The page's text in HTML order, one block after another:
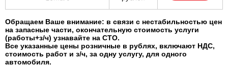
Обращаем Ваше внимание: в связи с нестабильностью цен
на запасные части, окончательную стоимость услуги
(работы+з/ч) узнавайте на СТО.
Все указанные цены розничные в рублях, включают НДС,
стоимость работ и з/ч, за одну услугу, для одного
автомобиля.